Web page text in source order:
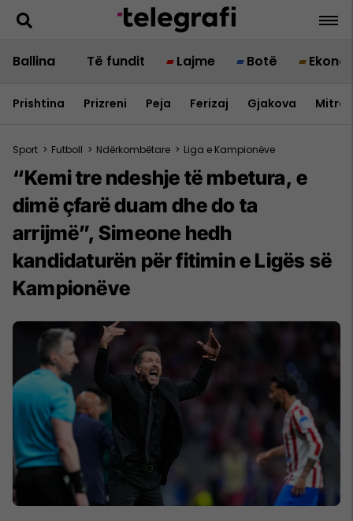
Ballina Të fundit Lajme Botë
Prishtina Prizreni Peja Ferizaj Gjakova
Sport > Futboll > Ndërkombëtare > Liga e Kampionëve
“Kemi tre ndeshje të mbetura, e
dimë çfarë duam dhe do ta
arrijmë”, Simeone hedh
kandidaturën për fitimin e Ligës së
Kampionëve